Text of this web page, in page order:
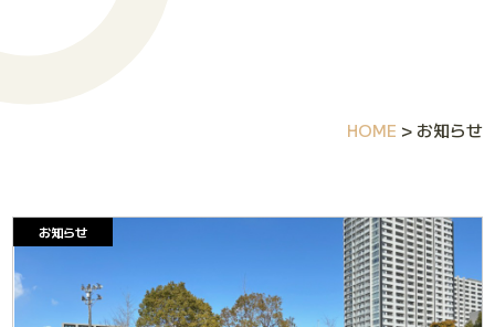
体験会・イベントお申し込み
大会お申し込み
HOME > お知らせ
お知らせ